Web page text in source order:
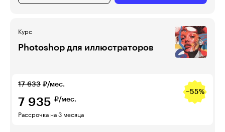
Курс
Photoshop для иллюстраторов
17 633 ₽/мес.
−55%
7 935 ₽/мес.
Рассрочка на 3 месяца